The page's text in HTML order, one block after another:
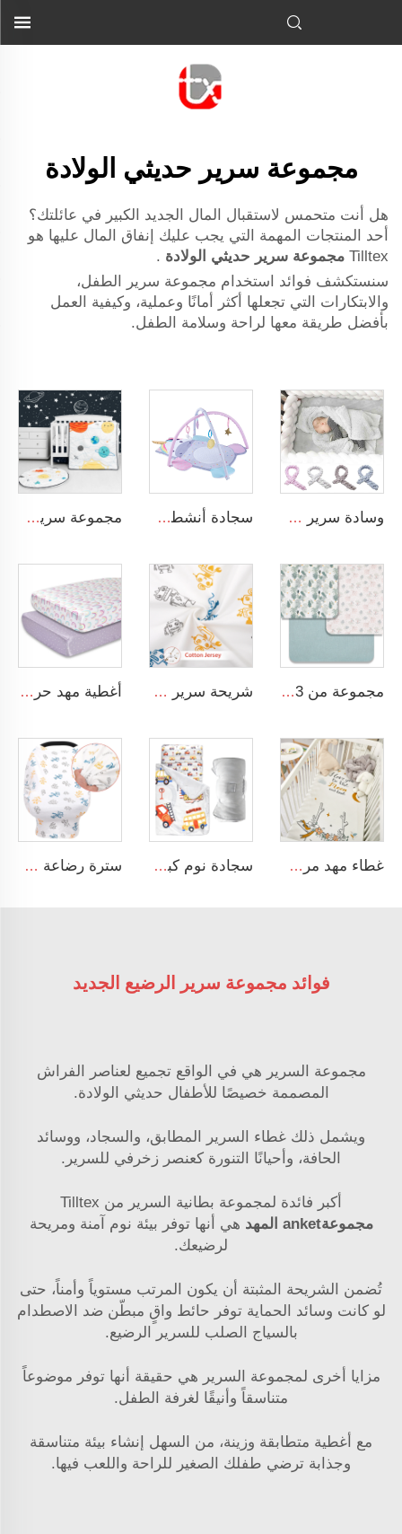
مجموعة سرير حديثي الولادة
هل أنت متحمس لاستقبال المال الجديد الكبير في عائلتك؟
أحد المنتجات المهمة التي يجب عليك إنفاق المال عليها هو
Tilltex مجموعة سرير حديثي الولادة .
سنستكشف فوائد استخدام مجموعة سرير الطفل،
والابتكارات التي تجعلها أكثر أمانًا وعملية، وكيفية العمل
بأفضل طريقة معها لراحة وسلامة الطفل.
وسادة سرير مجديلة ومربوطة ناعمة ومريحة لطفل صغير يناسب عش النوم للمواليد الجدد سجادة أنشطة مع ألعاب حسية معلقة بتصميم حيوانات لتمارين البطن للأطفال مجموعة سرير مهد الرضع للفتيان بتصميم فضاء الكارتون مجموعة سرير مهد 3 قطع لمهد الطفل ديكور غرفة نوم الأطفال
مجموعة من 3 قطع من أغطية السرير القطنية المسملة المطبوعة بالنقوش الزهرية الملونة ناعمة وقابلة للتنفس شريحة سرير أطفال قياسية مصنوعة من قطن الجيرسيه المعتمد على معيار OEKO-TEX 100، ومناسبة لحجم المراتب القياسية أغطية مهد حرير قزحية للأسرة القياسية وأسرة الأطفال الرضع 100٪ ساتان ناعم غطاء مهد
غطاء مهد مرن ومريح مصنوع من الرايون الناعم للغاية مع إضافات الإيلاستين قابل للتمدد - لون محايد سجادة نوم كبيرة قابلة لللف بتصميم طرق المواصلات مع وسادة وغطاء قابل للإزالة سترة رضاعة مصنوعة من قطن الجيرسيه خصوصية 360 درجة ناعمة للغاية للرضاعة الطبيعية
فوائد مجموعة سرير الرضيع الجديد
مجموعة السرير هي في الواقع تجميع لعناصر الفراش
المصممة خصيصًا للأطفال حديثي الولادة.
ويشمل ذلك غطاء السرير المطابق، والسجاد، ووسائد
الحافة، وأحيانًا التنورة كعنصر زخرفي للسرير.
أكبر فائدة لمجموعة بطانية السرير من Tilltex
مجموعةanket المهد
هي أنها توفر بيئة نوم آمنة ومريحة
لرضيعك.
تُضمن الشريحة المثبتة أن يكون المرتب مستوياً وأمناً، حتى
لو كانت وسائد الحماية توفر حائط واقٍ مبطّن ضد الاصطدام
بالسياج الصلب للسرير الرضيع.
مزايا أخرى لمجموعة السرير هي حقيقة أنها توفر موضوعاً
متناسقاً وأنيقًا لغرفة الطفل.
مع أغطية متطابقة وزينة، من السهل إنشاء بيئة متناسقة
وجذابة ترضي طفلك الصغير للراحة واللعب فيها.